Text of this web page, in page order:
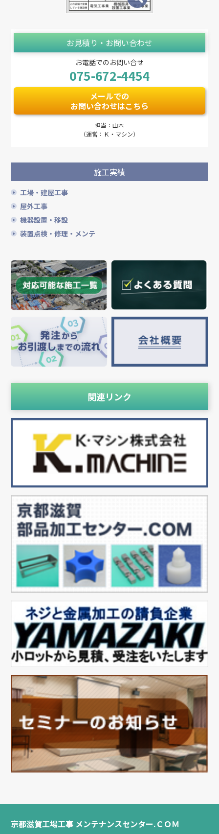
お見積り・お問い合わせ
お電話でのお問い合せ
075-672-4454
メールでの
お問い合わせはこちら
担当：山本
（運営：Ｋ・マシン）
施工実績
工場・建屋工事
屋外工事
機器設置・移設
装置点検・修理・メンテ
関連リンク
京都滋賀工場工事 メンテナンスセンター.ＣＯＭ